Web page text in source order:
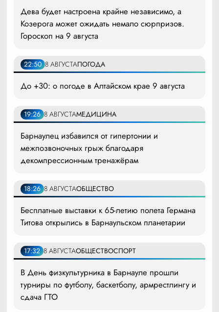
Дева будет настроена крайне независимо, а
Козерога может ожидать немало сюрпризов.
Гороскоп на 9 августа
22:50 8 АВГУСТАПОГОДА
До +30: о погоде в Алтайском крае 9 августа
19:26 8 АВГУСТАМЕДИЦИНА
Барнаулец избавился от гипертонии и
межпозвоночных грыж благодаря
декомпрессионным тренажёрам
18:26 8 АВГУСТАОБЩЕСТВО
Бесплатные выставки к 65-летию полета Германа
Титова открылись в Барнаульском планетарии
17:32 8 АВГУСТАОБЩЕСТВОСПОРТ
В День физкультурника в Барнауле прошли
турниры по футболу, баскетболу, армрестлингу и
сдача ГТО